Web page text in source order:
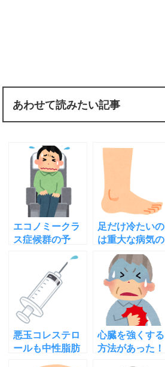
あわせて読みたい記事
エコノミークラ
ス症候群の予
ないこと！する
べきこと
足だけ冷たいの
は重大な病気の
前兆？原因や症
状を知り早期対
策を
悪玉コレステロ
ールも中性脂肪
心臓を強くする
方法があった！